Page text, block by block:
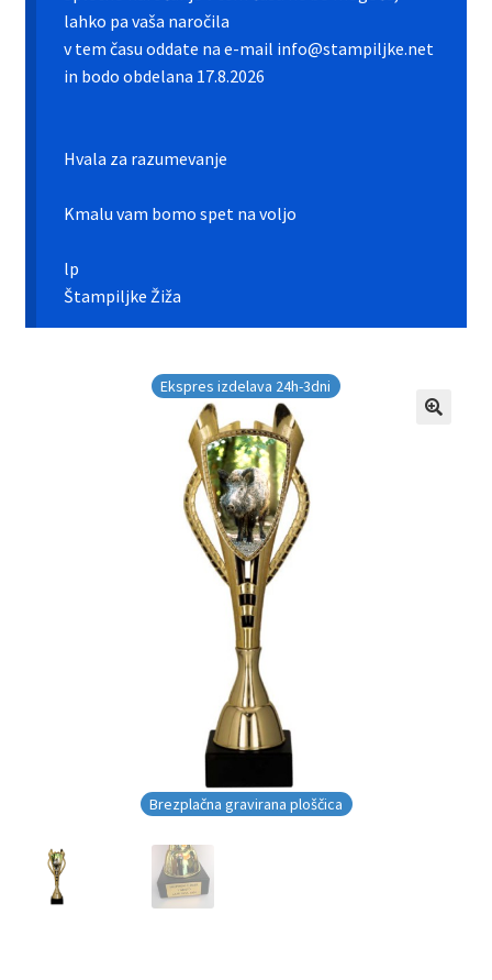
Galerija športnih vstavkov
Moj profil
lahko pa vaša naročila
v tem času oddate na e-mail info@stampiljke.net
in bodo obdelana 17.8.2026
Hvala za razumevanje
Kmalu vam bomo spet na voljo
lp
Štampiljke Žiža
Brezplačna gravirana ploščica
Ekspres izdelava 24h-3dni